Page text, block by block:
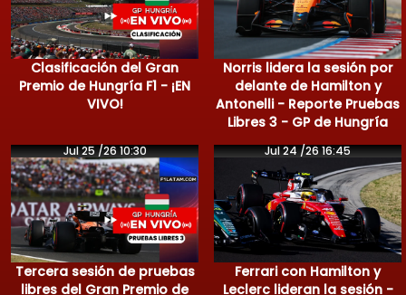
Clasificación del Gran
Premio de Hungría F1 - ¡EN
VIVO!
Norris lidera la sesión por
delante de Hamilton y
Antonelli - Reporte Pruebas
Libres 3 - GP de Hungría
Jul 25 /26 10:30
Tercera sesión de pruebas
libres del Gran Premio de
Jul 24 /26 16:45
Ferrari con Hamilton y
Leclerc lideran la sesión -